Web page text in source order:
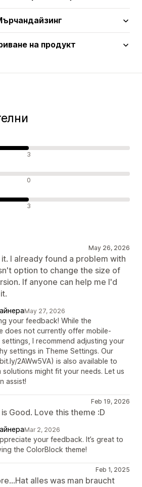
на продукт
3
0
3
May 26, 2026
I already found a problem with
option to change the size of
If anyone can help me I'd
May 27, 2026
your feedback! While the
does not currently offer mobile-
I recommend adjusting your
settings in Theme Settings. Our
2AWw5VA) is also available to
solutions might fit your needs. Let us
assist!
Feb 19, 2026
Good. Love this theme :D
Mar 2, 2026
your feedback. It’s great to
the ColorBlock theme!
Feb 1, 2025
alles was man braucht